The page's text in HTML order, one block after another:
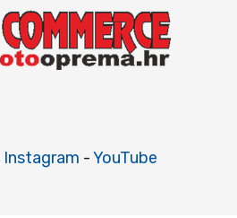
Instagram -YouTube